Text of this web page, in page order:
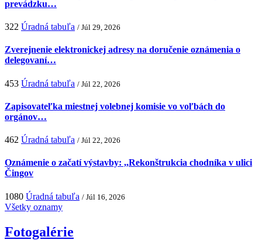
prevádzku…
322 Úradná tabuľa / Júl 29, 2026
Zverejnenie elektronickej adresy na doručenie oznámenia o
delegovaní…
453 Úradná tabuľa / Júl 22, 2026
Zapisovateľka miestnej volebnej komisie vo voľbách do
orgánov…
462 Úradná tabuľa / Júl 22, 2026
Oznámenie o začatí výstavby: ,,Rekonštrukcia chodníka v ulici
Čingov
1080 Úradná tabuľa / Júl 16, 2026
Všetky oznamy
Fotogalérie